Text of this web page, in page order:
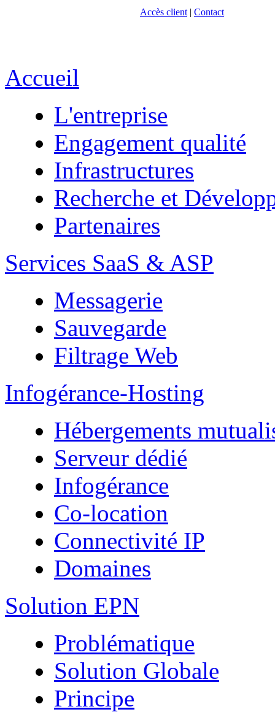
Accès client | Contact
Accueil
L'entreprise
Engagement qualité
Infrastructures
Recherche et
Partenaires
Services SaaS & ASP
Messagerie
Sauvegarde
Filtrage Web
Infogérance-Hosting
Hébergements
Serveur dédié
Infogérance
Co-location
Connectivité IP
Domaines
Solution EPN
Problématique
Solution Globale
Principe